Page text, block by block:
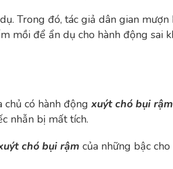
Trong đó, tác giả dân gian mượn
mồi để ẩn dụ cho hành động sai
chủ có hành động xuýt chó bụi rậm
nhẫn bị mất tích.
chó bụi rậm của những bậc